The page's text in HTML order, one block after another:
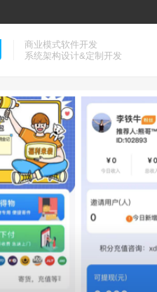
商业模式软件开发
系统架构设计&定制开发